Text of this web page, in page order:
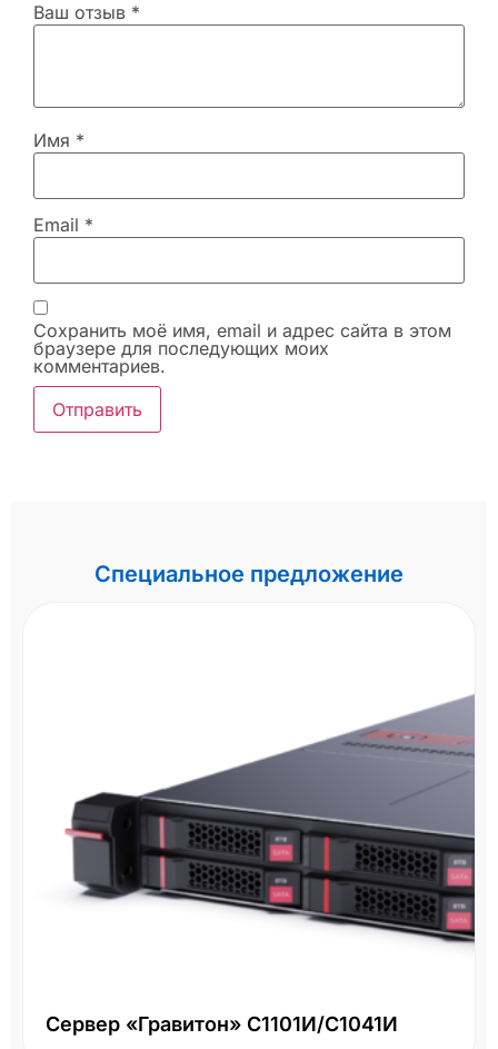
Ваш отзыв *
Имя *
Email *
Сохранить моё имя, email и адрес сайта в этом
браузере для последующих моих
комментариев.
Специальное предложение
Сервер «Гравитон» С1101И/С1041И